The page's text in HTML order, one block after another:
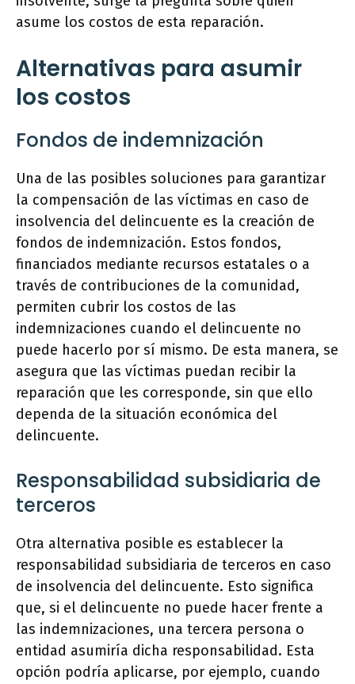
asume los costos de esta reparación.
Alternativas para asumir
los costos
Fondos de indemnización
Una de las posibles soluciones para garantizar
la compensación de las víctimas en caso de
insolvencia del delincuente es la creación de
fondos de indemnización. Estos fondos,
financiados mediante recursos estatales o a
través de contribuciones de la comunidad,
permiten cubrir los costos de las
indemnizaciones cuando el delincuente no
puede hacerlo por sí mismo. De esta manera, se
asegura que las víctimas puedan recibir la
reparación que les corresponde, sin que ello
dependa de la situación económica del
delincuente.
Responsabilidad subsidiaria de
terceros
Otra alternativa posible es establecer la
responsabilidad subsidiaria de terceros en caso
de insolvencia del delincuente. Esto significa
que, si el delincuente no puede hacer frente a
las indemnizaciones, una tercera persona o
entidad asumiría dicha responsabilidad. Esta
opción podría aplicarse, por ejemplo, cuando